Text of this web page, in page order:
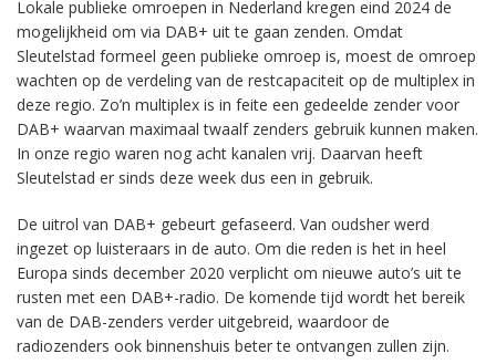
Lokale publieke omroepen in Nederland kregen eind 2024 de
mogelijkheid om via DAB+ uit te gaan zenden. Omdat
Sleutelstad formeel geen publieke omroep is, moest de omroep
wachten op de verdeling van de restcapaciteit op de multiplex in
deze regio. Zo’n multiplex is in feite een gedeelde zender voor
DAB+ waarvan maximaal twaalf zenders gebruik kunnen maken.
In onze regio waren nog acht kanalen vrij. Daarvan heeft
Sleutelstad er sinds deze week dus een in gebruik.
De uitrol van DAB+ gebeurt gefaseerd. Van oudsher werd
ingezet op luisteraars in de auto. Om die reden is het in heel
Europa sinds december 2020 verplicht om nieuwe auto’s uit te
rusten met een DAB+-radio. De komende tijd wordt het bereik
van de DAB-zenders verder uitgebreid, waardoor de
radiozenders ook binnenshuis beter te ontvangen zullen zijn.